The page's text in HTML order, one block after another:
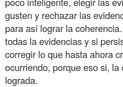
gusten y rechazar las
para así lograr la
todas la evidencias y si
corregir lo que hasta ahora
ocurriendo, porque eso si,
lograda.